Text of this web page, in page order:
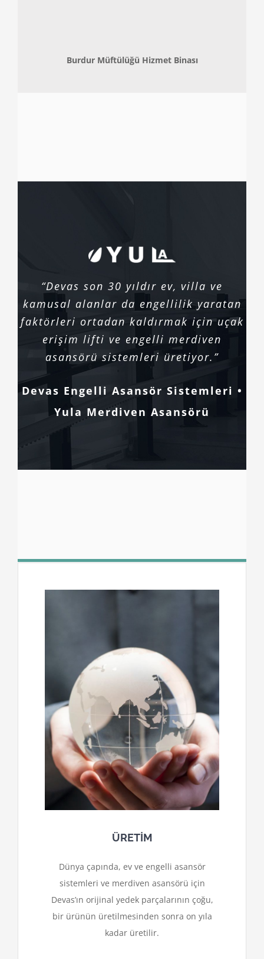
Burdur Müftülüğü Hizmet Binası
“Devas son 30 yıldır ev, villa ve
kamusal alanlar da engellilik yaratan
faktörleri ortadan kaldırmak için uçak
erişim lifti ve engelli merdiven
asansörü sistemleri üretiyor.”
Devas Engelli Asansör Sistemleri •
Yula Merdiven Asansörü
ÜRETİM
Dünya çapında, ev ve engelli asansör
sistemleri ve merdiven asansörü için
Devas’ın orijinal yedek parçalarının çoğu,
bir ürünün üretilmesinden sonra on yıla
kadar üretilir.